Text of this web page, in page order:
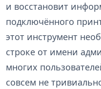
и восстановит
подключённого
этот инструмент
строке от имени
многих
совсем не